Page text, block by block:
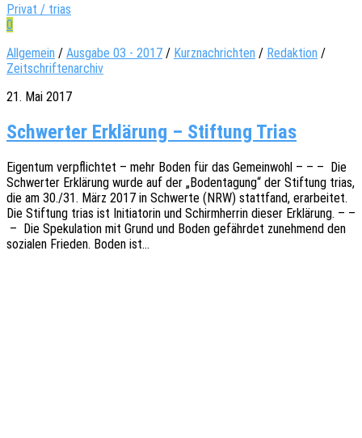
Privat / trias
0
Allgemein / Ausgabe 03 - 2017 / Kurznachrichten / Redaktion /
Zeitschriftenarchiv
21. Mai 2017
Schwerter Erklärung – Stiftung Trias
Eigen­tum verpflich­tet – mehr Boden für das Gemein­wohl – – – Die
Schwer­ter Erklä­rung wurde auf der „Boden­ta­gung“ der Stif­tung trias,
die am 30./31. März 2017 in Schwer­te (NRW) statt­fand, erar­bei­tet.
Die Stif­tung trias ist Initia­to­rin und Schirm­her­rin dieser Erklä­rung. – –
– Die Speku­la­ti­on mit Grund und Boden gefähr­det zuneh­mend den
sozia­len Frie­den. Boden ist…